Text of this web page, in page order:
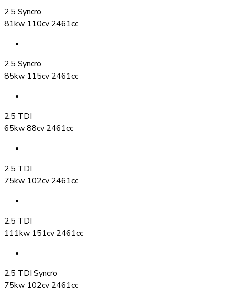
2.5 Syncro
81kw 110cv 2461cc
2.5 Syncro
85kw 115cv 2461cc
2.5 TDI
65kw 88cv 2461cc
2.5 TDI
75kw 102cv 2461cc
2.5 TDI
111kw 151cv 2461cc
2.5 TDI Syncro
75kw 102cv 2461cc